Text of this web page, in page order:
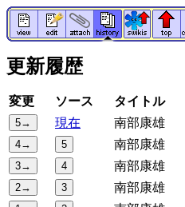
更新履歴
変更 ソース タイトル
現在
南部康雄
南部康雄
南部康雄
南部康雄